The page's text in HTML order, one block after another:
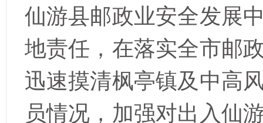
仙游县邮政业安全发展
地责任，在落实全市邮
迅速摸清枫亭镇及中高
员情况，加强对出入仙